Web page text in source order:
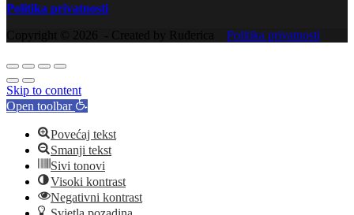
Politika privatnosti
Copyright © 2026 - Created by Ruđerica Politika privatnosti
Skip to content
Open toolbar
Povećaj tekst
Smanji tekst
Sivi tonovi
Visoki kontrast
Negativni kontrast